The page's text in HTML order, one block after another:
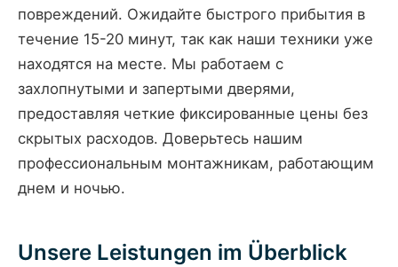
повреждений. Ожидайте быстрого прибытия в
течение 15-20 минут, так как наши техники уже
находятся на месте. Мы работаем с
захлопнутыми и запертыми дверями,
предоставляя четкие фиксированные цены без
скрытых расходов. Доверьтесь нашим
профессиональным монтажникам, работающим
днем и ночью.
Unsere Leistungen im Überblick